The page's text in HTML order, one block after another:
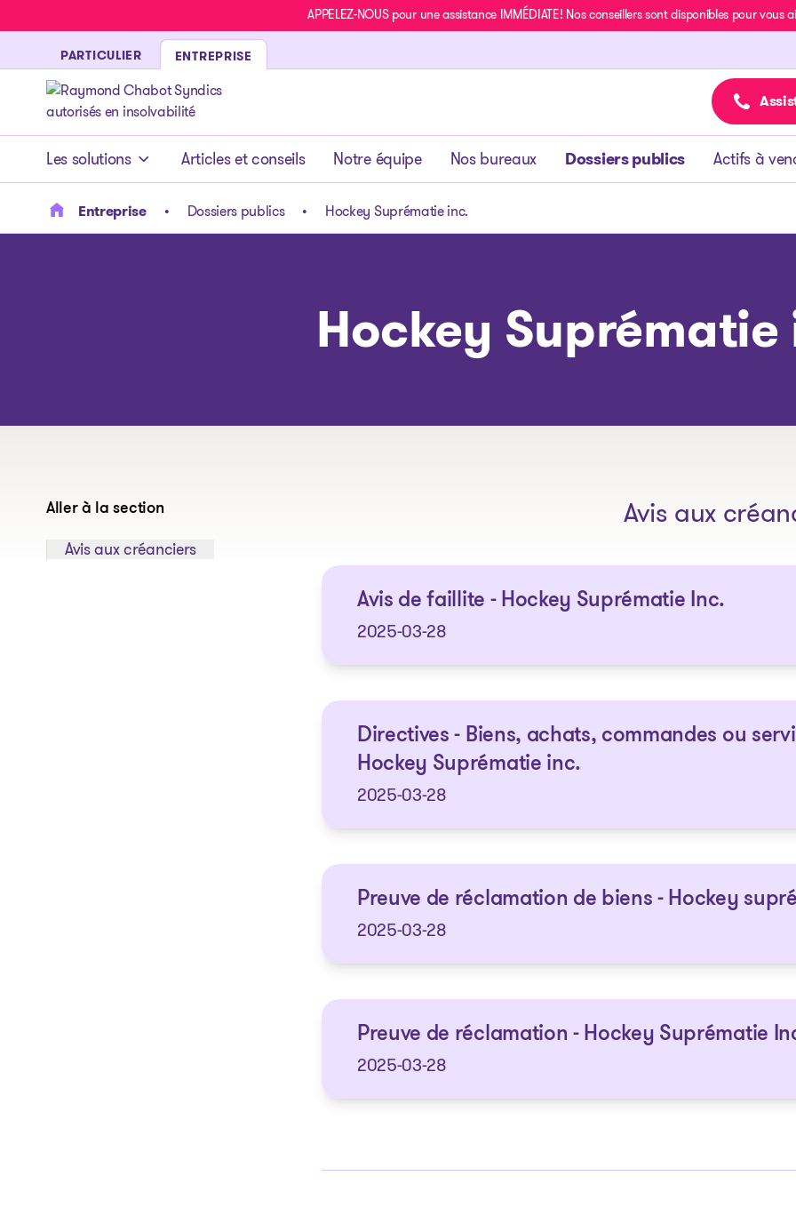
APPELEZ-NOUS pour une assistance IMMÉDIATE! Nos conseillers sont disponibles pour vous
PARTICULIER ENTREPRISE
- page d’accueil
Les solutions Articles et conseils Notre équipe Nos bureaux Dossiers publics Actifs à
Entreprise Dossiers publics Hockey Suprématie inc.
Hockey Suprématie
Aller à la section
Sauter à la section:
Avis aux créanciers
Avis aux
Avis de faillite - Hockey Suprématie Inc.
2025-03-28
Directives - Biens, achats, commandes ou
Hockey Suprématie inc.
2025-03-28
Preuve de réclamation de biens - Hockey
2025-03-28
Preuve de réclamation - Hockey Suprématie
2025-03-28